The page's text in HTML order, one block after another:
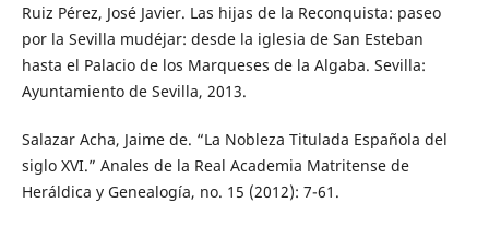
Ruiz Pérez, José Javier. Las hijas de la Reconquista: paseo
por la Sevilla mudéjar: desde la iglesia de San Esteban
hasta el Palacio de los Marqueses de la Algaba. Sevilla:
Ayuntamiento de Sevilla, 2013.
Salazar Acha, Jaime de. “La Nobleza Titulada Española del
siglo XVI.” Anales de la Real Academia Matritense de
Heráldica y Genealogía, no. 15 (2012): 7-61.